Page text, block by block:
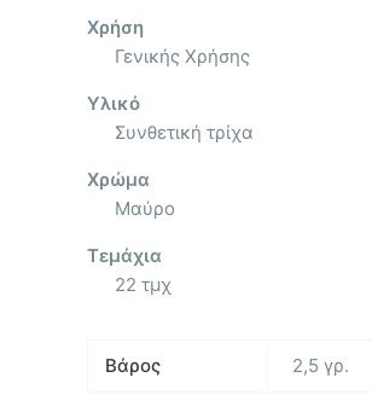
Χρήση
Γενικής Χρήσης
Υλικό
Συνθετική τρίχα
Χρώμα
Μαύρο
Τεμάχια
22 τμχ
Βάρος 2,5 γρ.